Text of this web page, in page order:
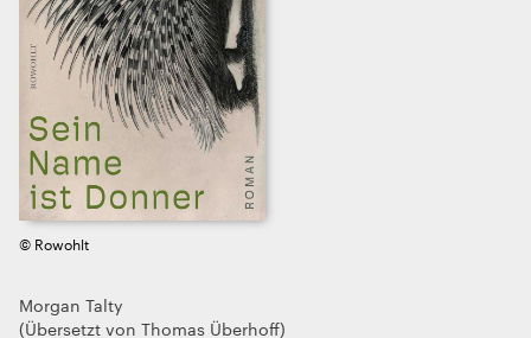
© Rowohlt
Morgan Talty
Übersetzt von Thomas Überhoff